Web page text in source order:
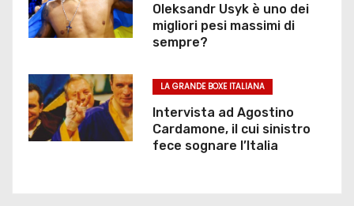
Oleksandr Usyk è uno dei
migliori pesi massimi di
sempre?
LA GRANDE BOXE ITALIANA
Intervista ad Agostino
Cardamone, il cui sinistro
fece sognare l’Italia